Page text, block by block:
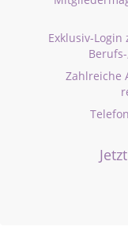
Exklusiv-
Zahlreiche